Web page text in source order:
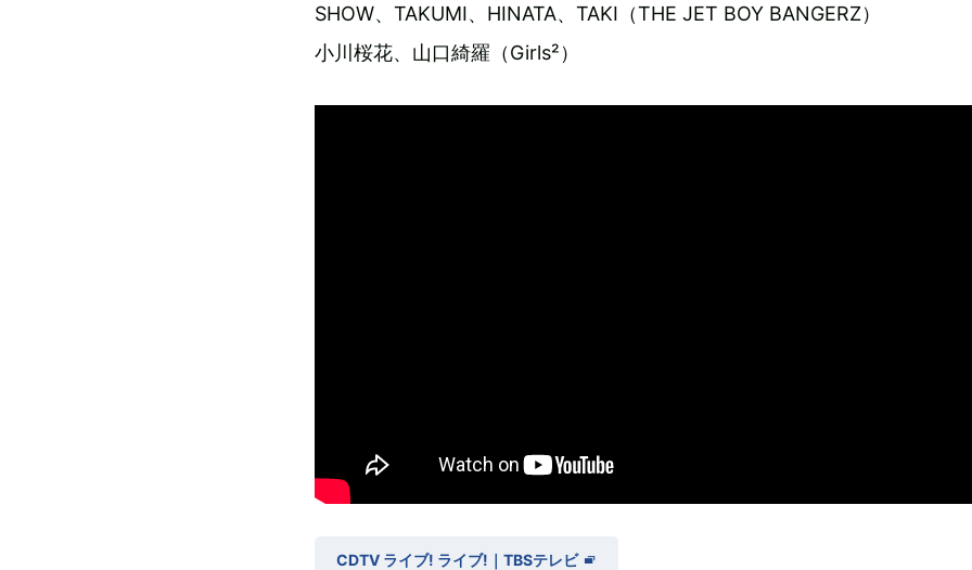
SHOW、TAKUMI、HINATA、TAKI（THE JET BOY BANGERZ）
小川桜花、山口綺羅（Girls²）
CDTV ライブ! ライブ!｜TBSテレビ